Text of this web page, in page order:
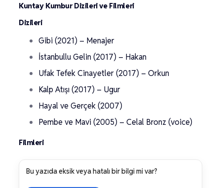
Kuntay Kumbur Dizileri ve Filmleri
Dizileri
Gibi (2021) – Menajer
İstanbullu Gelin (2017) – Hakan
Ufak Tefek Cinayetler (2017) – Orkun
Kalp Atışı (2017) – Ugur
Hayal ve Gerçek (2007)
Pembe ve Mavi (2005) – Celal Bronz (voice)
Filmleri
Bu yazıda eksik veya hatalı bir bilgi mi var?